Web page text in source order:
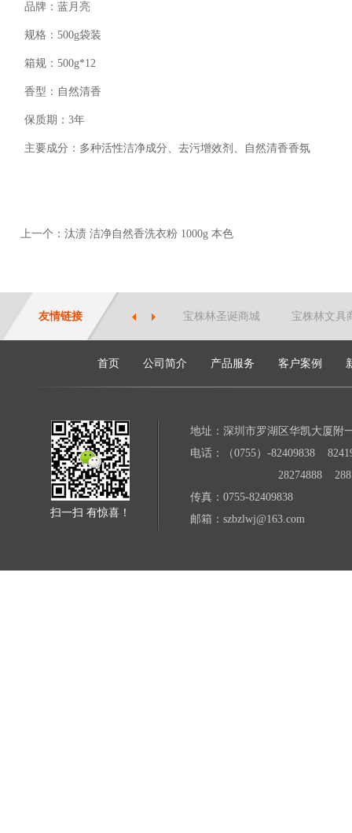
品牌：蓝月亮
规格：500g袋装
箱规：500g*12
香型：自然清香
保质期：3年
主要成分：多种活性洁净成分、去污增效剂、自然清香香氛
上一个：汰渍 洁净自然香洗衣粉 1000g 本色
友情链接 宝株林圣诞商城 宝株林文具
首页 公司简介 产品服务 客户案例
扫一扫 有惊喜！
地址：深圳市罗湖区华凯大厦附
电话：（0755）-82409838
28274888
传真：0755-82409838
邮箱：szbzlwj@163.com